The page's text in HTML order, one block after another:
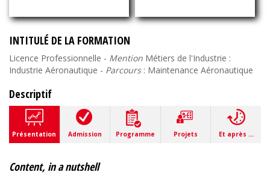
INTITULÉ DE LA FORMATION
Licence Professionnelle - Mention Métiers de l'Industrie :
Industrie Aéronautique - Parcours: Maintenance Aéronautique
Descriptif
Présentation Admission Programme Projets Et après ...
Content, in a nutshell